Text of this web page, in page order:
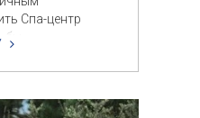
Спа-центр